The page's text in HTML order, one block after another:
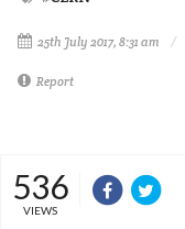
25th July 2017, 8:31 am
Report
536
VIEWS